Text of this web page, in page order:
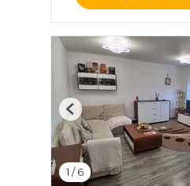
1 /6
Previous